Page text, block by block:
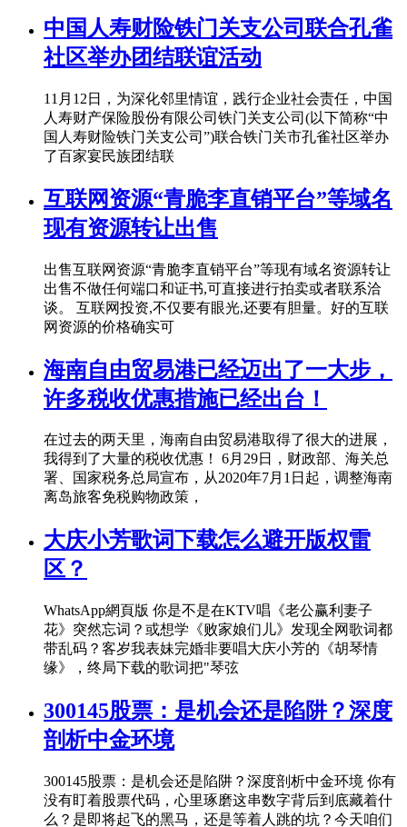
中国人寿财险铁门关支公司联合孔雀
社区举办团结联谊活动
11月12日，为深化邻里情谊，践行企业社会责任，中国
人寿财产保险股份有限公司铁门关支公司(以下简称“中
国人寿财险铁门关支公司”)联合铁门关市孔雀社区举办
了百家宴民族团结联
互联网资源“青脆李直销平台”等域名
现有资源转让出售
出售互联网资源“青脆李直销平台”等现有域名资源转让
出售不做任何端口和证书,可直接进行拍卖或者联系洽
谈。 互联网投资,不仅要有眼光,还要有胆量。好的互联
网资源的价格确实可
海南自由贸易港已经迈出了一大步，
许多税收优惠措施已经出台！
在过去的两天里，海南自由贸易港取得了很大的进展，
我得到了大量的税收优惠！ 6月29日，财政部、海关总
署、国家税务总局宣布，从2020年7月1日起，调整海南
离岛旅客免税购物政策，
大庆小芳歌词下载怎么避开版权雷
区？
WhatsApp網頁版 你是不是在KTV唱《老公赢利妻子
花》突然忘词？或想学《败家娘们儿》发现全网歌词都
带乱码？客岁我表妹完婚非要唱大庆小芳的《胡琴情
缘》，终局下载的歌词把"琴弦
300145股票：是机会还是陷阱？深度
剖析中金环境
300145股票：是机会还是陷阱？深度剖析中金环境 你有
没有盯着股票代码，心里琢磨这串数字背后到底藏着什
么？是即将起飞的黑马，还是等着人跳的坑？今天咱们